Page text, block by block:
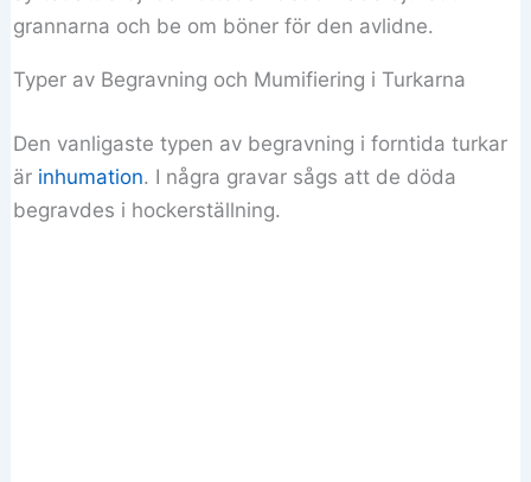
grannarna och be om böner för den avlidne.
Typer av Begravning och Mumifiering i Turkarna
Den vanligaste typen av begravning i forntida turkar
är inhumation. I några gravar sågs att de döda
begravdes i hockerställning.